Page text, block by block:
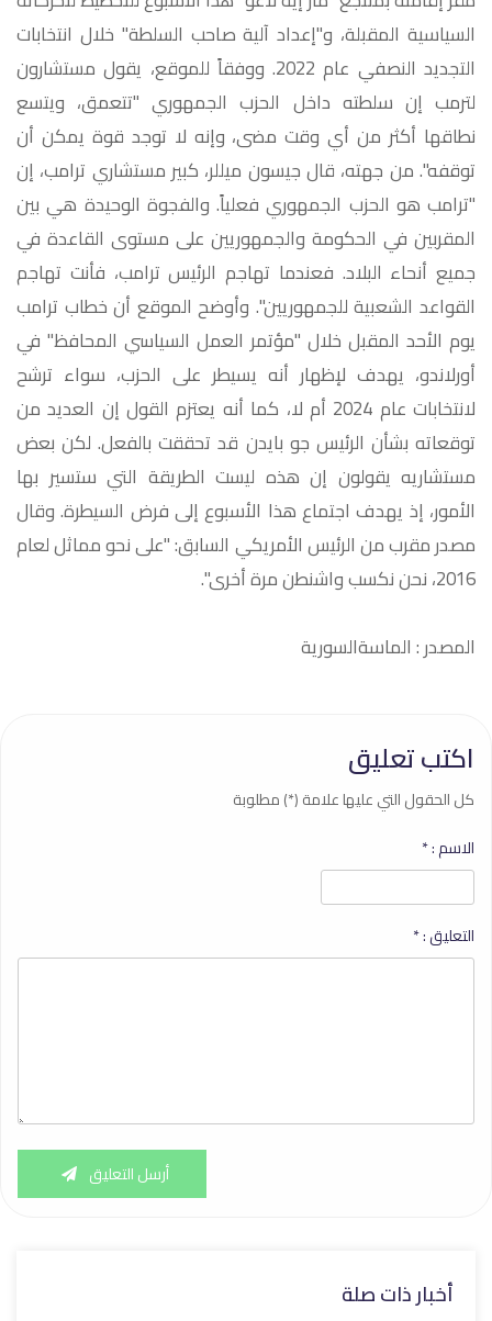
السياسية المقبلة، و"إعداد آلية صاحب السلطة" خلال انتخابات
التجديد النصفي عام 2022. ووفقاً للموقع، يقول مستشارون
لترمب إن سلطته داخل الحزب الجمهوري "تتعمق، ويتسع
نطاقها أكثر من أي وقت مضى، وإنه لا توجد قوة يمكن أن
توقفه". من جهته، قال جيسون ميللر، كبير مستشاري ترامب، إن
"ترامب هو الحزب الجمهوري فعلياً. والفجوة الوحيدة هي بين
المقربين في الحكومة والجمهوريين على مستوى القاعدة في
جميع أنحاء البلاد. فعندما تهاجم الرئيس ترامب، فأنت تهاجم
القواعد الشعبية للجمهوريين". وأوضح الموقع أن خطاب ترامب
يوم الأحد المقبل خلال "مؤتمر العمل السياسي المحافظ" في
أورلاندو، يهدف لإظهار أنه يسيطر على الحزب، سواء ترشح
لانتخابات عام 2024 أم لا، كما أنه يعتزم القول إن العديد من
توقعاته بشأن الرئيس جو بايدن قد تحققت بالفعل. لكن بعض
مستشاريه يقولون إن هذه ليست الطريقة التي ستسير بها
الأمور، إذ يهدف اجتماع هذا الأسبوع إلى فرض السيطرة. وقال
مصدر مقرب من الرئيس الأمريكي السابق: "على نحو مماثل لعام
2016، نحن نكسب واشنطن مرة أخرى".
المصدر : الماسةالسورية
اكتب تعليق
كل الحقول التي عليها علامة (*) مطلوبة
الاسم :*
التعليق :*
أرسل التعليق
أخبار ذات صلة